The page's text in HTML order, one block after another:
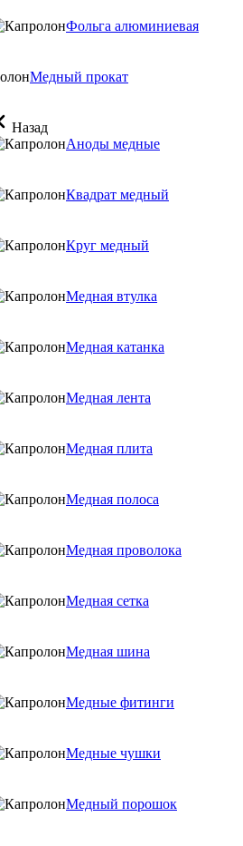
Фольга алюминиевая
Медный прокат
Назад
Аноды медные
Квадрат медный
Круг медный
Медная втулка
Медная катанка
Медная лента
Медная плита
Медная полоса
Медная проволока
Медная сетка
Медная шина
Медные фитинги
Медные чушки
Медный порошок